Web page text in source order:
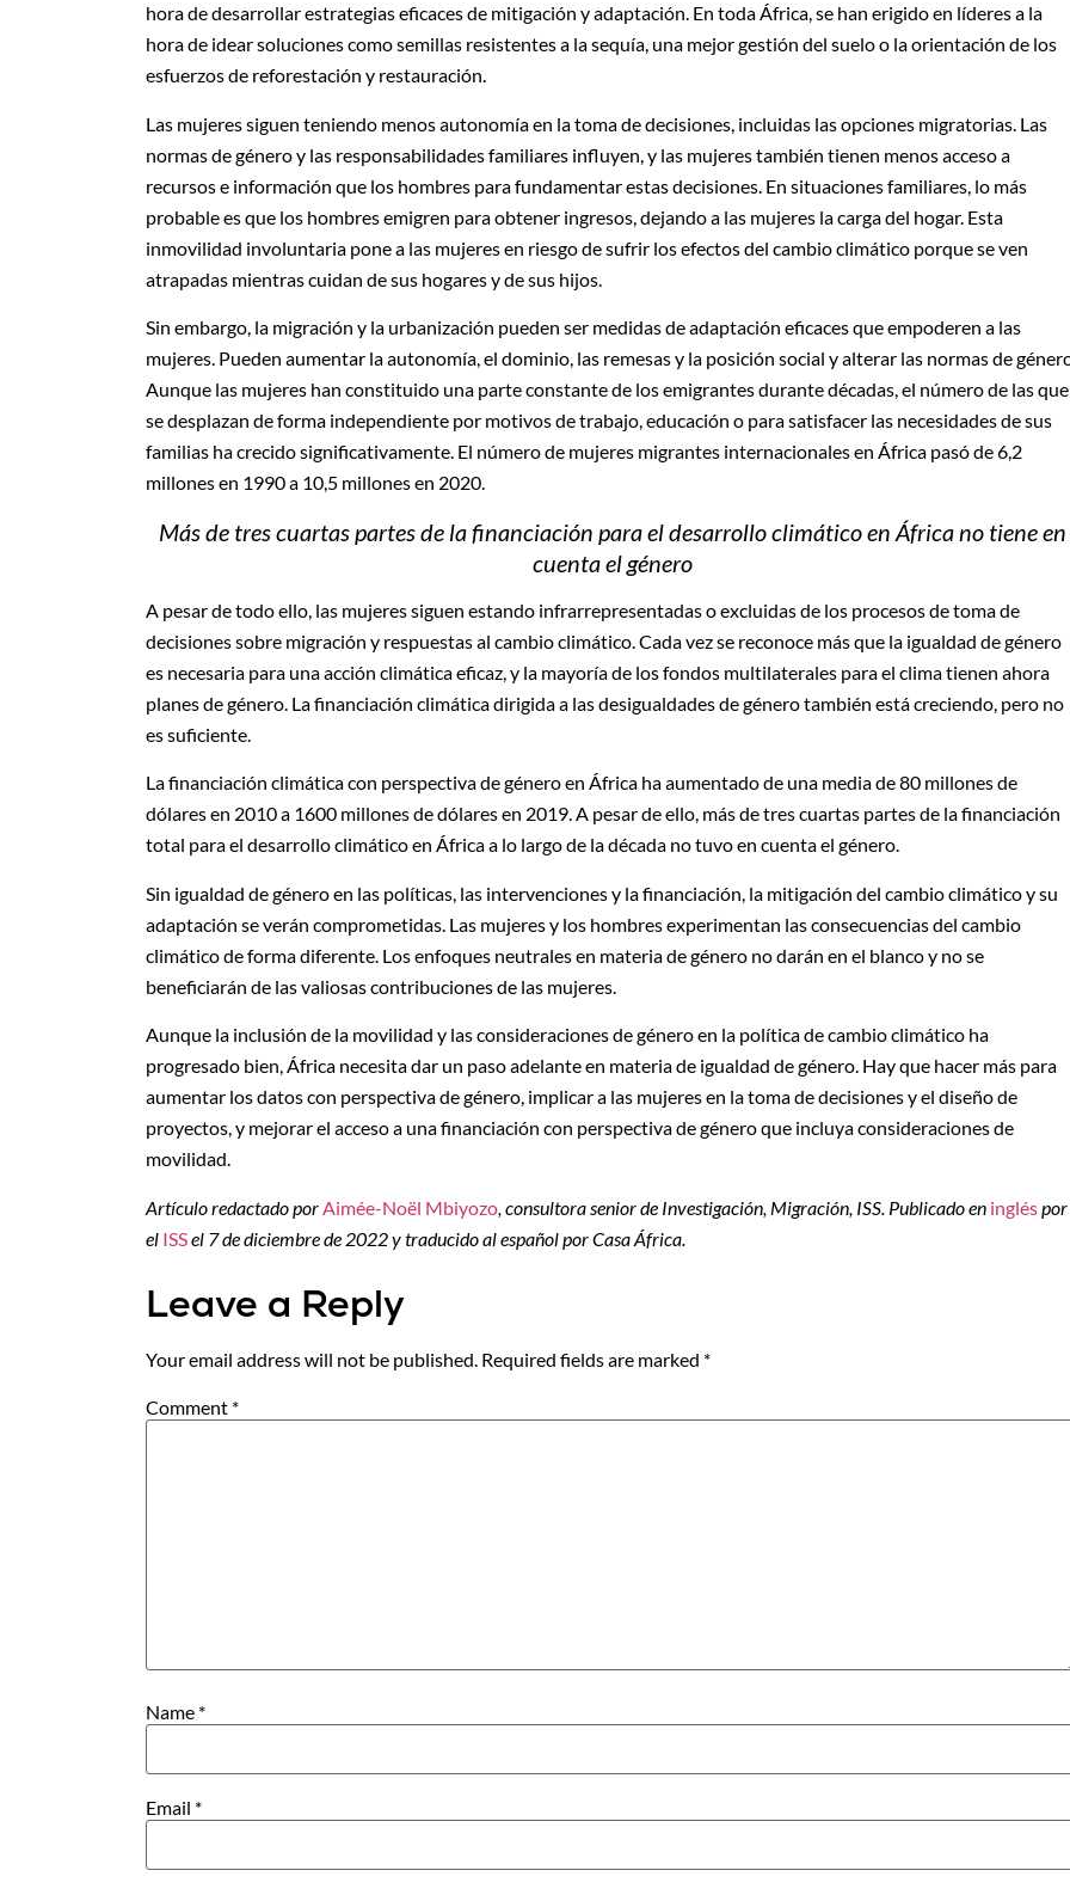
hora de desarrollar estrategias eficaces de mitigación y adaptación. En toda África, se han erigido en líderes a la
hora de idear soluciones como semillas resistentes a la sequía, una mejor gestión del suelo o la orientación de los
esfuerzos de reforestación y restauración.
Las mujeres siguen teniendo menos autonomía en la toma de decisiones, incluidas las opciones migratorias. Las
normas de género y las responsabilidades familiares influyen, y las mujeres también tienen menos acceso a
recursos e información que los hombres para fundamentar estas decisiones. En situaciones familiares, lo más
probable es que los hombres emigren para obtener ingresos, dejando a las mujeres la carga del hogar. Esta
inmovilidad involuntaria pone a las mujeres en riesgo de sufrir los efectos del cambio climático porque se ven
atrapadas mientras cuidan de sus hogares y de sus hijos.
Sin embargo, la migración y la urbanización pueden ser medidas de adaptación eficaces que empoderen a las
mujeres. Pueden aumentar la autonomía, el dominio, las remesas y la posición social y alterar las normas de
Aunque las mujeres han constituido una parte constante de los emigrantes durante décadas, el número de las que
se desplazan de forma independiente por motivos de trabajo, educación o para satisfacer las necesidades de sus
familias ha crecido significativamente. El número de mujeres migrantes internacionales en África pasó de 6,2
millones en 1990 a 10,5 millones en 2020.
Más de tres cuartas partes de la financiación para el desarrollo climático en África no tiene en
cuenta el género
A pesar de todo ello, las mujeres siguen estando infrarrepresentadas o excluidas de los procesos de toma de
decisiones sobre migración y respuestas al cambio climático. Cada vez se reconoce más que la igualdad de género
es necesaria para una acción climática eficaz, y la mayoría de los fondos multilaterales para el clima tienen ahora
planes de género. La financiación climática dirigida a las desigualdades de género también está creciendo, pero no
es suficiente.
La financiación climática con perspectiva de género en África ha aumentado de una media de 80 millones de
dólares en 2010 a 1600 millones de dólares en 2019. A pesar de ello, más de tres cuartas partes de la financiación
total para el desarrollo climático en África a lo largo de la década no tuvo en cuenta el género.
Sin igualdad de género en las políticas, las intervenciones y la financiación, la mitigación del cambio climático y su
adaptación se verán comprometidas. Las mujeres y los hombres experimentan las consecuencias del cambio
climático de forma diferente. Los enfoques neutrales en materia de género no darán en el blanco y no se
beneficiarán de las valiosas contribuciones de las mujeres.
Aunque la inclusión de la movilidad y las consideraciones de género en la política de cambio climático ha
progresado bien, África necesita dar un paso adelante en materia de igualdad de género. Hay que hacer más para
aumentar los datos con perspectiva de género, implicar a las mujeres en la toma de decisiones y el diseño de
proyectos, y mejorar el acceso a una financiación con perspectiva de género que incluya consideraciones de
movilidad.
Artículo redactado por Aimée-Noël Mbiyozo , consultora senior de Investigación, Migración, ISS. Publicado en ingléspor
el ISSel 7 de diciembre de 2022 y traducido al español por Casa África.
Leave a Reply
Your email address will not be published. Required fields are marked *
Comment *
Name *
Email *